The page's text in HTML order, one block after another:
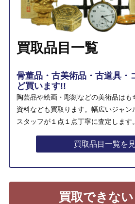
買取品目一覧
骨董品・古美術品・古道具・
ど買います!!
陶芸品や絵画・彫刻などの美術品は
資料なども買取ります。幅広いジャン
スタッフが１点１点丁寧に査定します。
買取品目一覧を
買取できな